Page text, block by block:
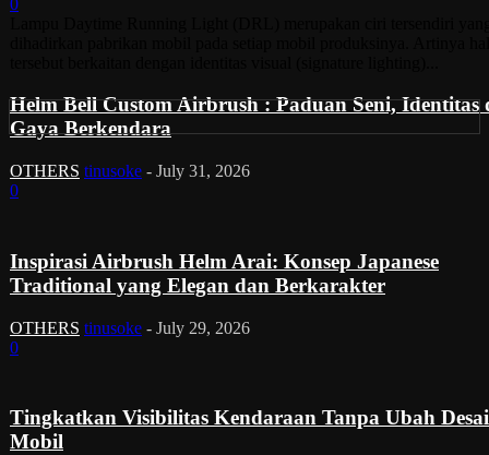
Helm Bell Custom Airbrush : Paduan Seni, Identitas
Gaya Berkendara
OTHERS tinusoke - July 31, 2026
0
Inspirasi Airbrush Helm Arai: Konsep Japanese
Traditional yang Elegan dan Berkarakter
OTHERS tinusoke - July 29, 2026
0
Tingkatkan Visibilitas Kendaraan Tanpa Ubah
Mobil